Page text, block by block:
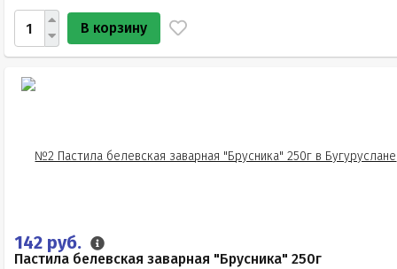
В корзину
142 руб.
Пастила белевская заварная "Брусника" 250г